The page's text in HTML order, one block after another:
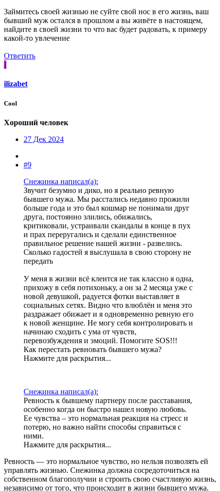
Займитесь своей жизнью не суйте свой нос в его жизнь, ваш
бывший муж остался в прошлом а вы живёте в настоящем,
найдите в своей жизни то что вас будет радовать, к примеру
какой-то увлечение
Ответить
I
ilizabet
Cool
Хороший человек
27 Дек 2024
#9
Снежинка написал(а):
Звучит безумно и дико, но я реально ревную
бывшего мужа. Мы расстались недавно прожили
больше года и это был кошмар не понимали друг
друга, постоянно злились, обижались,
критиковали, устраивали скандалы в конце в пух
и прах переругались и сделали единственное
правильное решение нашей жизни - развелись.
Сколько гадостей я выслушала в свою сторону не
передать
У меня в жизни всё клеится не так классно я одна,
прихожу в себя потихоньку, а он за 2 месяца уже с
новой девушкой, радуется фотки выставляет в
социальных сетях. Видно что влюблён и меня это
раздражает обижает и я одновременно ревную его
к новой женщине. Не могу себя контролировать и
начинаю сходить с ума от чувств,
перевозбуждения и эмоций. Помогите SOS!!!
Как перестать ревновать бывшего мужа?
Нажмите для раскрытия...
Снежинка написал(а):
Ревность к бывшему партнеру после расставания,
особенно когда он быстро нашел новую любовь.
Ее чувства – это нормальная реакция на стресс и
потерю, но важно найти способы справиться с
ними.
Нажмите для раскрытия...
Ревность — это нормальное чувство, но нельзя позволять ей
управлять жизнью. Снежинка должна сосредоточиться на
собственном благополучии и строить свою счастливую жизнь,
независимо от того, что происходит в жизни бывшего мужа.